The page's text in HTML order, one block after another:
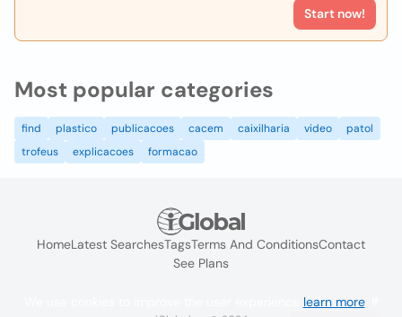
Start now!
Most popular categories
find plastico publicacoes cacem caixilharia video
patol
trofeus
explicacoes formacao
HomeLatest SearchesTagsTerms And ConditionsContact
See Plans
learn more. If